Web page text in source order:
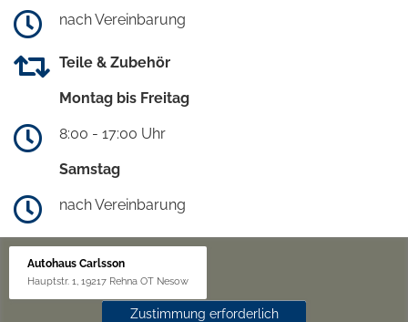
nach Vereinbarung
Teile & Zubehör
Montag bis Freitag
8:00 - 17:00 Uhr
Samstag
nach Vereinbarung
Autohaus Carlsson
Hauptstr. 1, 19217 Rehna OT Nesow
Zustimmung erforderlich